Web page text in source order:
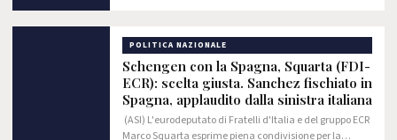
POLITICA NAZIONALE
Schengen con la Spagna, Squarta (FDI-
ECR): scelta giusta. Sanchez fischiato in
Spagna, applaudito dalla sinistra italiana
(ASI) L'eurodeputato di Fratelli d'Italia e del gruppo ECR
Marco Squarta esprime piena condivisione per la